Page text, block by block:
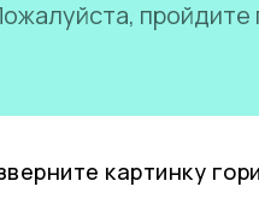
пройдите
картинку